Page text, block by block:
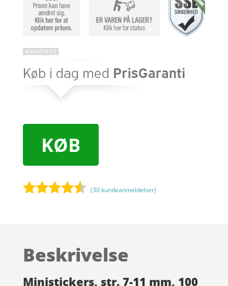
KØB
på
mmelser
(30 kundeanmeldelser)
Beskrivelse
Ministickers, str. 7-11 mm, 100